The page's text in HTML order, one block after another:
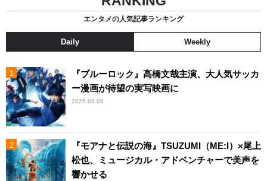
エンタメの人気記事ランキング
Daily Weekly
『ブルーロック』高橋文哉主演、大人気サッカ
ー漫画が待望の実写映画に
2026.08.08
『モアナと伝説の海』TSUZUMI（ME:I）×尾上
松也、ミュージカル・アドベンチャーで美声を
響かせる